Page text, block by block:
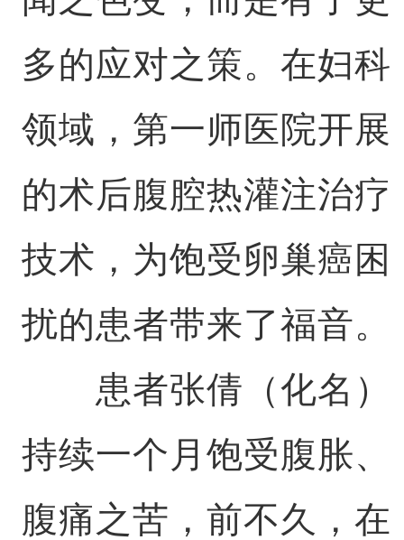
多的应对之策。在妇科
领域，第一师医院开展
的术后腹腔热灌注治疗
技术，为饱受卵巢癌困
扰的患者带来了福音。
患者张倩（化名）
持续一个月饱受腹胀、
腹痛之苦，前不久，在